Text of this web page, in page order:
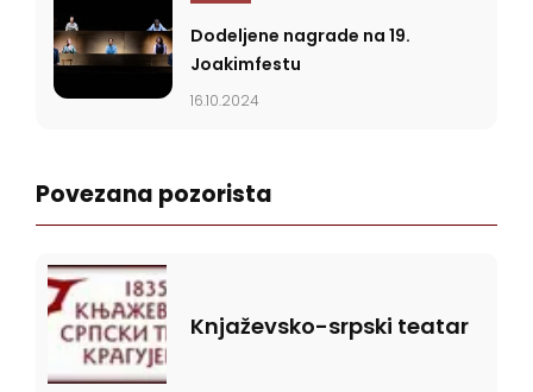
Dodeljene nagrade na 19.
Joakimfestu
16.10.2024
Povezana pozorista
Knjaževsko-srpski teatar